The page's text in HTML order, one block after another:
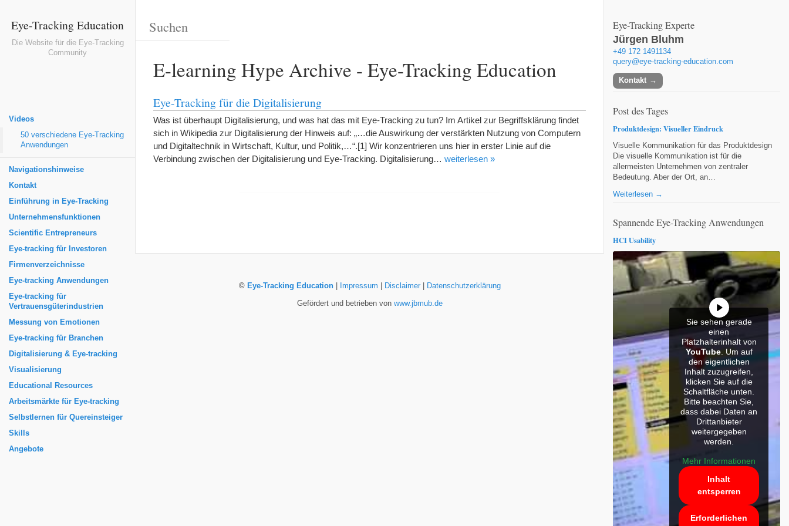
Eye-Tracking Education
Die Website für die Eye-Tracking
Community
Videos
50 verschiedene Eye-Tracking
Anwendungen
Navigationshinweise
Kontakt
Einführung in Eye-Tracking
Unternehmensfunktionen
Scientific Entrepreneurs
Eye-tracking für Investoren
Firmenverzeichnisse
Eye-tracking Anwendungen
Eye-tracking für
Vertrauensgüterindustrien
Messung von Emotionen
Eye-tracking für Branchen
Digitalisierung & Eye-tracking
Visualisierung
Educational Resources
Arbeitsmärkte für Eye-tracking
Selbstlernen für Quereinsteiger
Skills
Angebote
E-learning Hype Archive - Eye-Tracking Education
Eye-Tracking für die Digitalisierung
Was ist überhaupt Digitalisierung, und was hat das mit Eye-Tracking zu tun? Im Artikel zur Begriffsklärung findet
sich in Wikipedia zur Digitalisierung der Hinweis auf: „…die Auswirkung der verstärkten Nutzung von Computern
und Digitaltechnik in Wirtschaft, Kultur, und Politik,…“.[1] Wir konzentrieren uns hier in erster Linie auf die
Verbindung zwischen der Digitalisierung und Eye-Tracking. Digitalisierung… weiterlesen »
Eye-Tracking Experte
Jürgen Bluhm
+49 172 1491134
query@eye-tracking-education.com
Kontakt
Post des Tages
Produktdesign: Visueller Eindruck
Visuelle Kommunikation für das Produktdesign
Die visuelle Kommunikation ist für die
allermeisten Unternehmen von zentraler
Bedeutung. Aber der Ort, an…
Weiterlesen →
Spannende Eye-Tracking Anwendungen
HCI Usability
Sie sehen gerade
einen
Platzhalterinhalt von
YouTube. Um auf
den eigentlichen
Inhalt zuzugreifen,
klicken Sie auf die
Schaltfläche unten.
Bitte beachten Sie,
dass dabei Daten an
Drittanbieter
weitergegeben
werden.
Mehr Informationen
Inhalt
entsperren
Erforderlichen
© Eye-Tracking Education| Impressum Disclaimer| Datenschutzerklärung
Gefördert und betrieben von www.jbmub.de